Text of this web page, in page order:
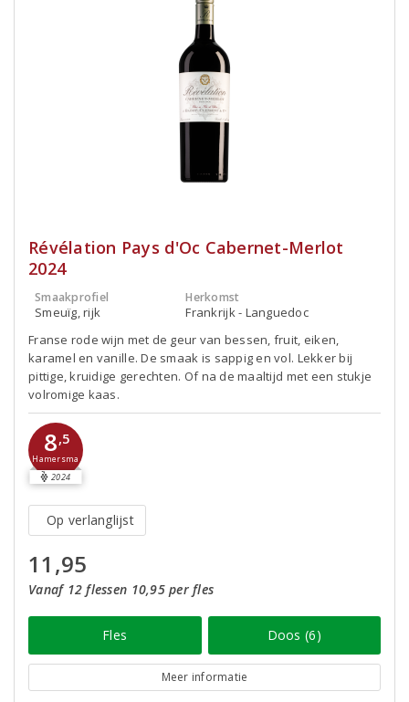
Révélation Pays d'Oc Cabernet-Merlot
2024
Smaakprofiel
Smeuïg, rijk
Herkomst
Frankrijk - Languedoc
Franse rode wijn met de geur van bessen, fruit, eiken,
karamel en vanille. De smaak is sappig en vol. Lekker bij
pittige, kruidige gerechten. Of na de maaltijd met een stukje
volromige kaas.
8,5
Hamersma
2024
Op verlanglijst
11,95
Vanaf 12 flessen 10,95 per fles
Fles Doos (6)
Meer informatie